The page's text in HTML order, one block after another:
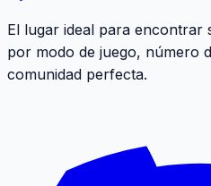
El lugar ideal para encontrar
por modo de juego, número
comunidad perfecta.